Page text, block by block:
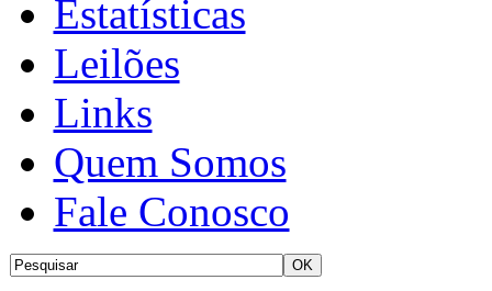
Estatísticas
Leilões
Links
Quem Somos
Fale Conosco